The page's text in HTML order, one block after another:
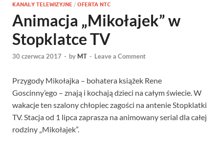
KANAŁY TELEWIZYJNE / OFERTA NTC
Animacja „Mikołajek” w
Stopklatce TV
30 czerwca 2017 - by MT - Leave a Comment
Przygody Mikołajka – bohatera książek Rene
Goscinny’ego – znają i kochają dzieci na całym świecie. W
wakacje ten szalony chłopiec zagości na antenie Stopklatki
TV. Stacja od 1 lipca zaprasza na animowany serial dla całej
rodziny „Mikołajek”.